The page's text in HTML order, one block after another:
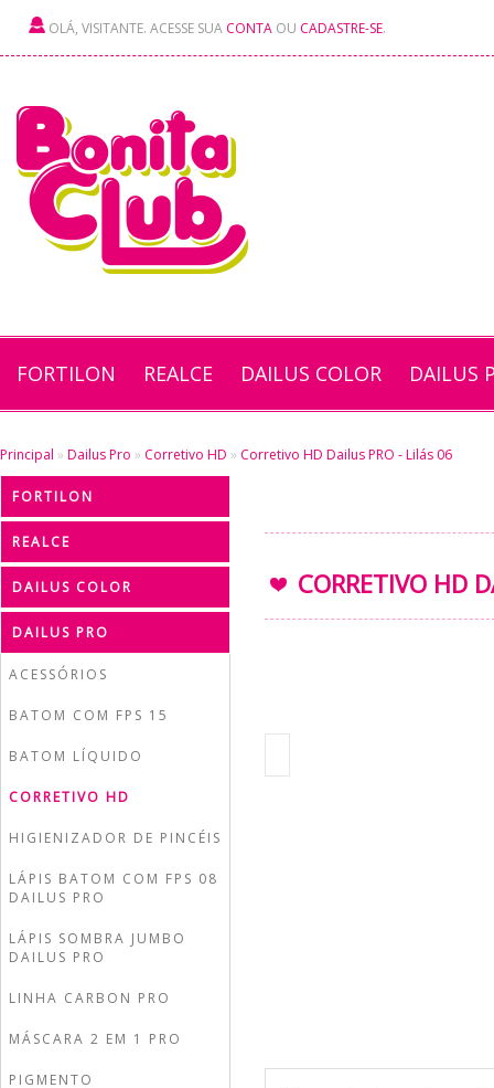
OLÁ, VISITANTE. ACESSE SUA CONTA OU CADASTRE-SE.
FORTILON REALCE DAILUS COLOR DAILUS
Principal » Dailus Pro » Corretivo HD » Corretivo HD Dailus PRO - Lilás 06
FORTILON
REALCE
DAILUS COLOR
DAILUS PRO
ACESSÓRIOS
BATOM COM FPS 15
BATOM LÍQUIDO
CORRETIVO HD
HIGIENIZADOR DE PINCÉIS
LÁPIS BATOM COM FPS 08
DAILUS PRO
LÁPIS SOMBRA JUMBO
DAILUS PRO
LINHA CARBON PRO
MÁSCARA 2 EM 1 PRO
PIGMENTO
CORRETIVO HD